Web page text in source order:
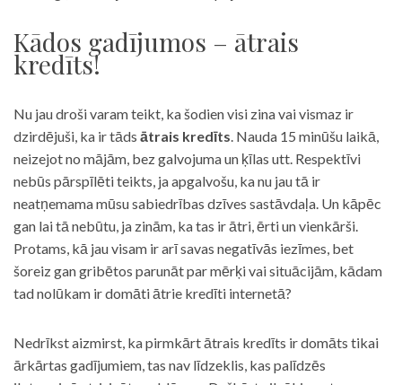
Kādos gadījumos – ātrais
kredīts!
Nu jau droši varam teikt, ka šodien visi zina vai vismaz ir
dzirdējuši, ka ir tāds ātrais kredīts. Nauda 15 minūšu laikā,
neizejot no mājām, bez galvojuma un ķīlas utt. Respektīvi
nebūs pārspīlēti teikts, ja apgalvošu, ka nu jau tā ir
neatņemama mūsu sabiedrības dzīves sastāvdaļa. Un kāpēc
gan lai tā nebūtu, ja zinām, ka tas ir ātri, ērti un vienkārši.
Protams, kā jau visam ir arī savas negatīvās iezīmes, bet
šoreiz gan gribētos parunāt par mērķi vai situācijām, kādam
tad nolūkam ir domāti ātrie kredīti internetā?
Nedrīkst aizmirst, ka pirmkārt ātrais kredīts ir domāts tikai
ārkārtas gadījumiem, tas nav līdzeklis, kas palīdzēs